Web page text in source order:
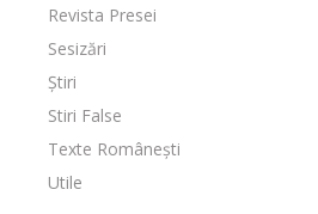
Revista Presei
Sesizări
Știri
Stiri False
Texte Românești
Utile